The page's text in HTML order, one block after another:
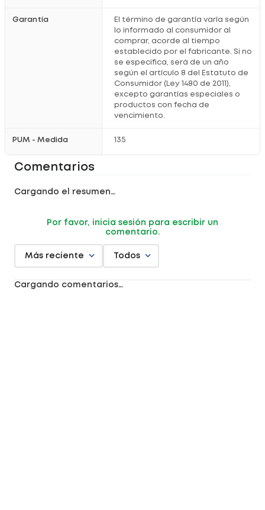
Garantía
El término de garantía varía según
lo informado al consumidor al
comprar, acorde al tiempo
establecido por el fabricante. Si no
se especifica, será de un año
según el artículo 8 del Estatuto de
Consumidor (Ley 1480 de 2011),
excepto garantías especiales o
productos con fecha de
vencimiento.
PUM - Medida 135
Comentarios
Cargando el resumen…
Por favor, inicia sesión para escribir un
comentario.
Más reciente Todos
Cargando comentarios…